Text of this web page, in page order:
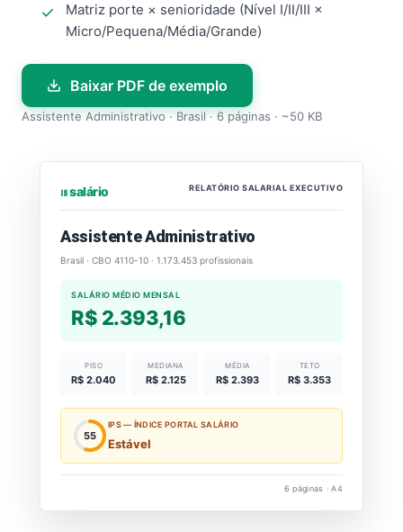
Matriz porte × senioridade (Nível I/II/III ×
Micro/Pequena/Média/Grande)
Baixar PDF de exemplo
Assistente Administrativo · Brasil · 6 páginas · ~50 KB
⏐⏐⏐ salário RELATÓRIO SALARIAL EXECUTIVO
Assistente Administrativo
Brasil · CBO 4110-10 · 1.173.453 profissionais
SALÁRIO MÉDIO MENSAL
R$ 2.393,16
PISO
R$ 2.040
MEDIANA
R$ 2.125
MÉDIA
R$ 2.393
TETO
R$ 3.353
55
IPS — ÍNDICE PORTAL SALÁRIO
Estável
6 páginas · A4